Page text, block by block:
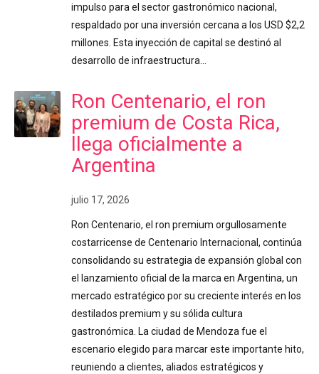
impulso para el sector gastronómico nacional,
respaldado por una inversión cercana a los USD $2,2
millones. Esta inyección de capital se destinó al
desarrollo de infraestructura…
Ron Centenario, el ron
premium de Costa Rica,
llega oficialmente a
Argentina
julio 17, 2026
Ron Centenario, el ron premium orgullosamente
costarricense de Centenario Internacional, continúa
consolidando su estrategia de expansión global con
el lanzamiento oficial de la marca en Argentina, un
mercado estratégico por su creciente interés en los
destilados premium y su sólida cultura
gastronómica. La ciudad de Mendoza fue el
escenario elegido para marcar este importante hito,
reuniendo a clientes, aliados estratégicos y